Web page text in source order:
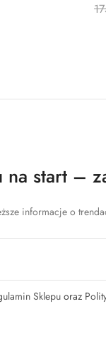
start –
informacje o
Sklepuoraz